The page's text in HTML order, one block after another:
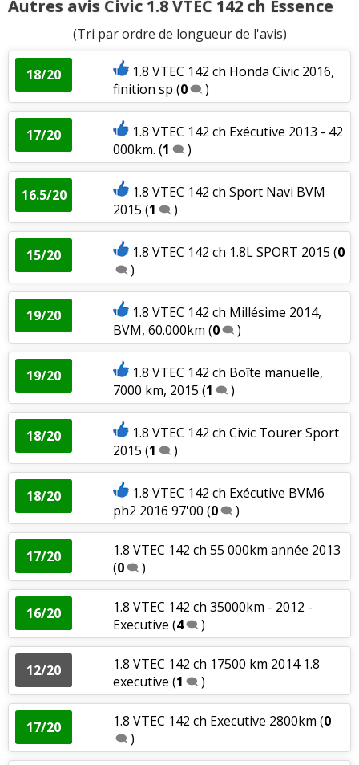
Autres avis Civic 1.8 VTEC 142 ch Essence
(Tri par ordre de longueur de l'avis)
18/20
1.8 VTEC 142 ch Honda Civic 2016,
finition sp (0 )
17/20
1.8 VTEC 142 ch Exécutive 2013 - 42
000km. (1 )
16.5/20
1.8 VTEC 142 ch Sport Navi BVM
2015 (1 )
15/20 1.8 VTEC 142 ch 1.8L SPORT 2015 (0
)
19/20
1.8 VTEC 142 ch Millésime 2014,
BVM, 60.000km (0 )
19/20
1.8 VTEC 142 ch Boîte manuelle,
7000 km, 2015 (1 )
18/20
1.8 VTEC 142 ch Civic Tourer Sport
2015 (1 )
18/20
1.8 VTEC 142 ch Exécutive BVM6
ph2 2016 97'00 (0 )
17/20
1.8 VTEC 142 ch 55 000km année 2013
(0 )
16/20
1.8 VTEC 142 ch 35000km - 2012 -
Executive (4 )
12/20
1.8 VTEC 142 ch 17500 km 2014 1.8
executive (1 )
17/20 1.8 VTEC 142 ch Executive 2800km (0
)